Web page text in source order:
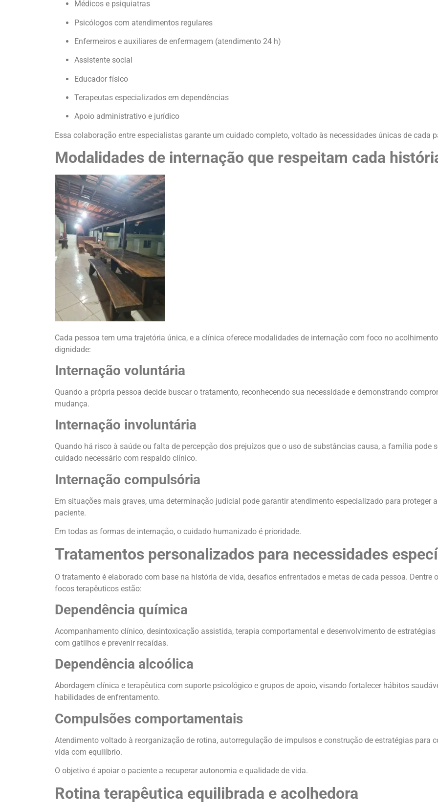
Médicos e psiquiatras
Psicólogos com atendimentos regulares
Enfermeiros e auxiliares de enfermagem (atendimento 24 h)
Assistente social
Educador físico
Terapeutas especializados em dependências
Apoio administrativo e jurídico
Essa colaboração entre especialistas garante um cuidado completo, voltado às necessidades únicas de cada
Modalidades de internação que respeitam cada
Cada pessoa tem uma trajetória única, e a clínica oferece modalidades de internação com foco no
dignidade:
Internação voluntária
Quando a própria pessoa decide buscar o tratamento, reconhecendo sua necessidade e demonstrando
mudança.
Internação involuntária
Quando há risco à saúde ou falta de percepção dos prejuízos que o uso de substâncias causa, a família pode
cuidado necessário com respaldo clínico.
Internação compulsória
Em situações mais graves, uma determinação judicial pode garantir atendimento especializado para proteger
paciente.
Em todas as formas de internação, o cuidado humanizado é prioridade.
Tratamentos personalizados para necessidades
O tratamento é elaborado com base na história de vida, desafios enfrentados e metas de cada pessoa. Dentre
focos terapêuticos estão:
Dependência química
Acompanhamento clínico, desintoxicação assistida, terapia comportamental e desenvolvimento de estratégias
com gatilhos e prevenir recaídas.
Dependência alcoólica
Abordagem clínica e terapêutica com suporte psicológico e grupos de apoio, visando fortalecer hábitos
habilidades de enfrentamento.
Compulsões comportamentais
Atendimento voltado à reorganização de rotina, autorregulação de impulsos e construção de estratégias para
vida com equilíbrio.
O objetivo é apoiar o paciente a recuperar autonomia e qualidade de vida.
Rotina terapêutica equilibrada e acolhedora